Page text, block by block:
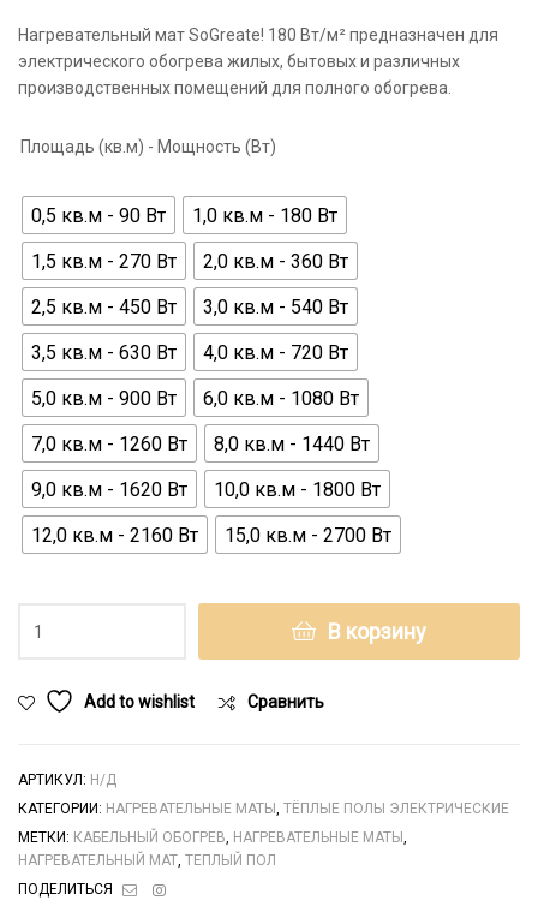
цен:
4
–
43
807₽
Нагревательный мат SoGreate! 180 Вт/м² предназначен для
электрического обогрева жилых, бытовых и различных
производственных помещений для полного обогрева.
Площадь (кв.м) - Мощность (Вт)
0,5 кв.м - 90 Вт
1,0 кв.м - 180 Вт
1,5 кв.м - 270 Вт
2,0 кв.м - 360 Вт
2,5 кв.м - 450 Вт
3,0 кв.м - 540 Вт
3,5 кв.м - 630 Вт
4,0 кв.м - 720 Вт
5,0 кв.м - 900 Вт
6,0 кв.м - 1080 Вт
7,0 кв.м - 1260 Вт
8,0 кв.м - 1440 Вт
9,0 кв.м - 1620 Вт
10,0 кв.м - 1800 Вт
12,0 кв.м - 2160 Вт
15,0 кв.м - 2700 Вт
мат
180
quantity
В корзину
Add to wishlist Сравнить
АРТИКУЛ: Н/Д
КАТЕГОРИИ: НАГРЕВАТЕЛЬНЫЕ МАТЫ , ТЁПЛЫЕ ПОЛЫ ЭЛЕКТРИЧЕСКИЕ
МЕТКИ: КАБЕЛЬНЫЙ ОБОГРЕВ, НАГРЕВАТЕЛЬНЫЕ МАТЫ ,
НАГРЕВАТЕЛЬНЫЙ МАТ, ТЕПЛЫЙ ПОЛ
ПОДЕЛИТЬСЯ
Электронная
Instagram